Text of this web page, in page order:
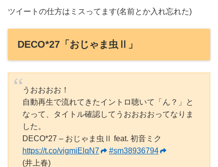
ツイートの仕方はミスってます(名前とか入れ忘れた)
DECO*27「おじゃま虫Ⅱ」
うおおおお！
自動再生で流れてきたイントロ聴いて「ん？」と
なって、タイトル確認してうおおおおってなりま
した。
DECO*27 – おじゃま虫Ⅱ feat. 初音ミク
https://t.co/vigmiElqN7
#sm38936794
(井上春)